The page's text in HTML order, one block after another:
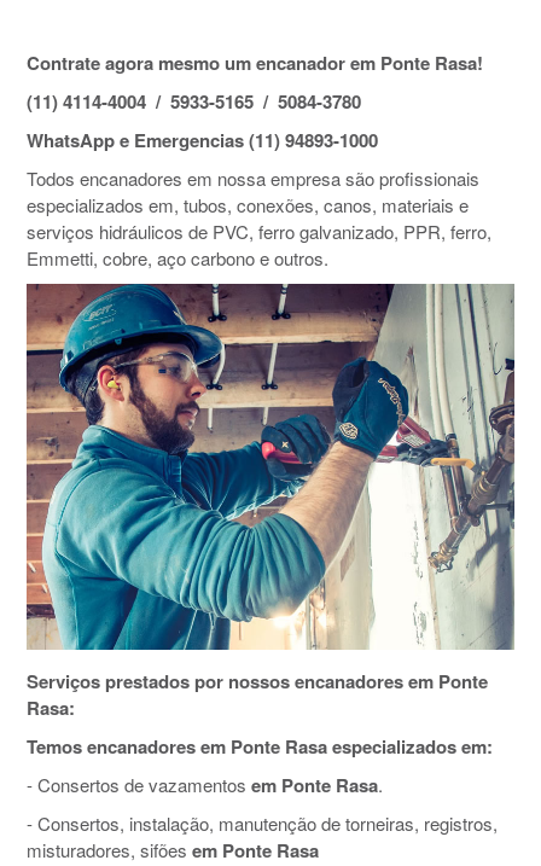
Contrate agora mesmo um encanador em Ponte Rasa!
(11) 4114-4004 / 5933-5165 / 5084-3780
WhatsApp e Emergencias (11) 94893-1000
Todos encanadores em nossa empresa são profissionais
especializados em, tubos, conexões, canos, materiais e
serviços hidráulicos de PVC, ferro galvanizado, PPR, ferro,
Emmetti, cobre, aço carbono e outros.
Serviços prestados por nossos encanadores em Ponte
Rasa:
Temos encanadores em Ponte Rasa especializados em:
- Consertos de vazamentos em Ponte Rasa.
- Consertos, instalação, manutenção de torneiras, registros,
misturadores, sifões em Ponte Rasa